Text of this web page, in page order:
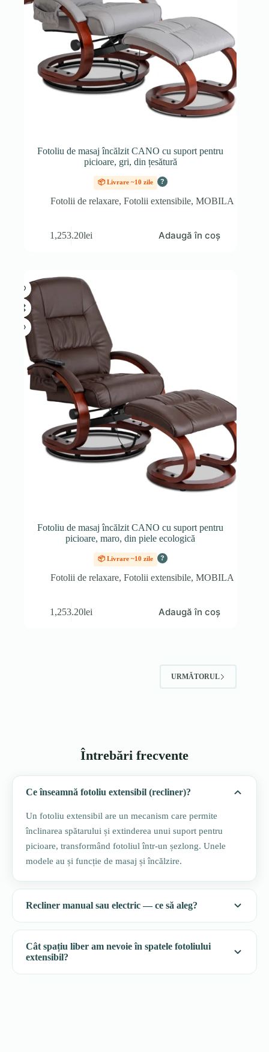
Fotoliu de masaj încălzit CANO cu suport pentru
picioare, gri, din țesătură
📦 Livrare ~10 zile ?
Fotolii de relaxare,Fotolii extensibile,MOBILA
1,253.20lei Adaugă în coș
Fotoliu de masaj încălzit CANO cu suport pentru
picioare, maro, din piele ecologică
📦 Livrare ~10 zile ?
Fotolii de relaxare,Fotolii extensibile,MOBILA
1,253.20lei Adaugă în coș
URMĂTORUL
Întrebări frecvente
Ce înseamnă fotoliu extensibil (recliner)?
Un fotoliu extensibil are un mecanism care permite
înclinarea spătarului și extinderea unui suport pentru
picioare, transformând fotoliul într-un șezlong. Unele
modele au și funcție de masaj și încălzire.
Recliner manual sau electric — ce să aleg?
Cât spațiu liber am nevoie în spatele fotoliului
extensibil?